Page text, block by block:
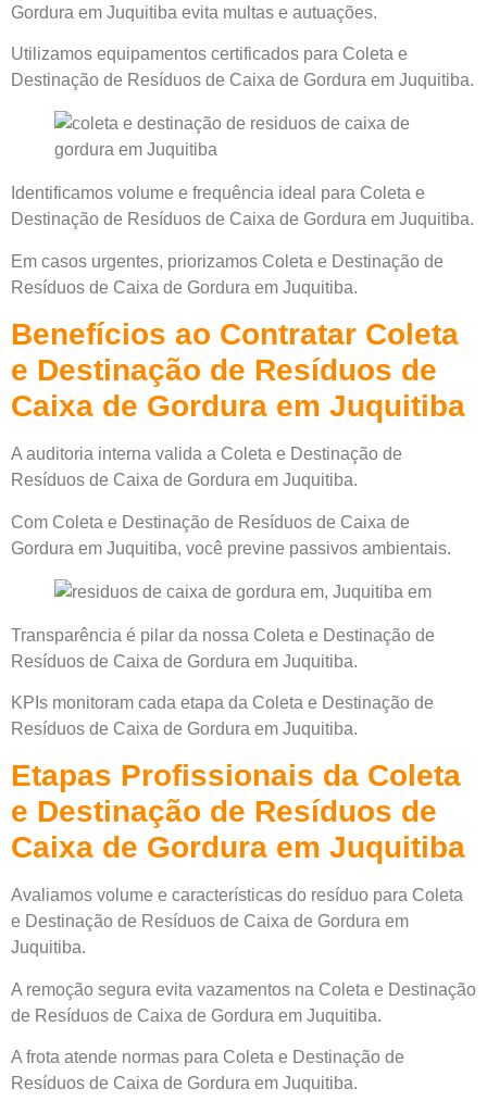
Gordura em Juquitiba evita multas e autuações.
Utilizamos equipamentos certificados para Coleta e
Destinação de Resíduos de Caixa de Gordura em Juquitiba.
Identificamos volume e frequência ideal para Coleta e
Destinação de Resíduos de Caixa de Gordura em Juquitiba.
Em casos urgentes, priorizamos Coleta e Destinação de
Resíduos de Caixa de Gordura em Juquitiba.
Benefícios ao Contratar Coleta
e Destinação de Resíduos de
Caixa de Gordura em Juquitiba
A auditoria interna valida a Coleta e Destinação de
Resíduos de Caixa de Gordura em Juquitiba.
Com Coleta e Destinação de Resíduos de Caixa de
Gordura em Juquitiba, você previne passivos ambientais.
Transparência é pilar da nossa Coleta e Destinação de
Resíduos de Caixa de Gordura em Juquitiba.
KPIs monitoram cada etapa da Coleta e Destinação de
Resíduos de Caixa de Gordura em Juquitiba.
Etapas Profissionais da Coleta
e Destinação de Resíduos de
Caixa de Gordura em Juquitiba
Avaliamos volume e características do resíduo para Coleta
e Destinação de Resíduos de Caixa de Gordura em
Juquitiba.
A remoção segura evita vazamentos na Coleta e Destinação
de Resíduos de Caixa de Gordura em Juquitiba.
A frota atende normas para Coleta e Destinação de
Resíduos de Caixa de Gordura em Juquitiba.